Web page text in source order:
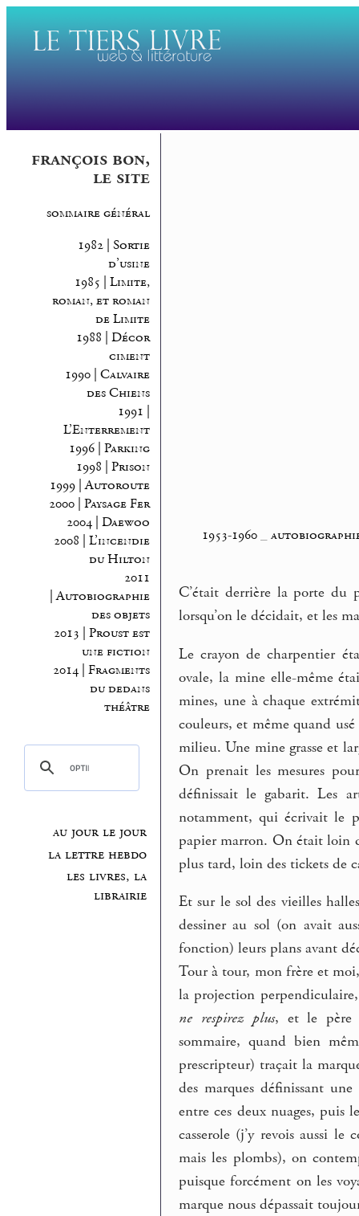
françois bon,
le site
sommaire général
1982 | Sortie
d’usine
1985 | Limite,
roman, et roman
de Limite
1988 | Décor
ciment
1990 | Calvaire
des Chiens
1991 |
L’Enterrement
1996 | Parking
1998 | Prison
1999 | Autoroute
2000 | Paysage Fer
2004 | Daewoo
2008 | L’incendie
du Hilton
2011
| Autobiographie
des objets
2013 | Proust est
une fiction
2014 | Fragments
du dedans
théâtre
au jour le jour
la lettre hebdo
les livres, la
librairie
1953-1960_
C’était derrière la porte du
lorsqu’on le décidait, et les
Le crayon de charpentier
ovale, la mine elle-même
mines, une à chaque
couleurs, et même quand
milieu. Une mine grasse et
On prenait les mesures
définissait le gabarit. Les
notamment, qui écrivait le
papier marron. On était loin
plus tard, loin des tickets de
Et sur le sol des vieilles
dessiner au sol (on avait
fonction) leurs plans avant
Tour à tour, mon frère et
la projection
ne respirez plus, et le père
sommaire, quand bien
prescripteur) traçait la
des marques définissant
entre ces deux nuages, puis
casserole (j’y revois aussi
mais les plombs), on
puisque forcément on les
marque nous dépassait